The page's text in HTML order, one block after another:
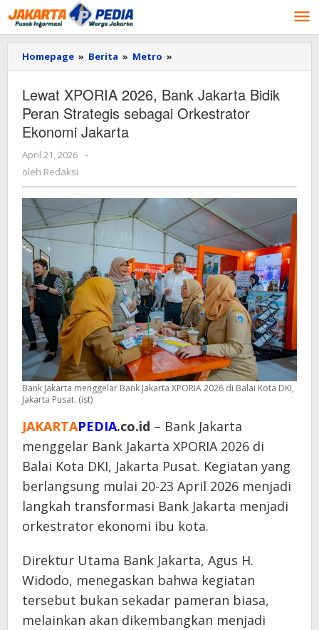
Lewati
ke
konten
Homepage » Berita » Metro »
XPORIA
Bank
Jakarta
Ekonomi
Jakarta
Lewat XPORIA 2026, Bank Jakarta Bidik
Peran Strategis sebagai Orkestrator
Ekonomi Jakarta
April 21, 2026
oleh
-
oleh Redaksi
Bank Jakarta menggelar Bank Jakarta XPORIA 2026 di Balai Kota DKI,
Jakarta Pusat. (ist)
JAKARTAPEDIA.co.id – Bank Jakarta
menggelar Bank Jakarta XPORIA 2026 di
Balai Kota DKI, Jakarta Pusat. Kegiatan yang
berlangsung mulai 20-23 April 2026 menjadi
langkah transformasi Bank Jakarta menjadi
orkestrator ekonomi ibu kota.
Direktur Utama Bank Jakarta, Agus H.
Widodo, menegaskan bahwa kegiatan
tersebut bukan sekadar pameran biasa,
melainkan akan dikembangkan menjadi